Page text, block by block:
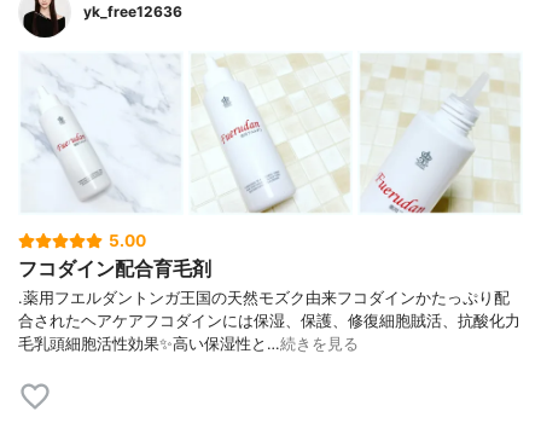
yk_free12636
5.00
フコダイン配合育毛剤
.薬用フエルダントンガ王国の天然モズク由来フコダインかたっぷり配
合されたヘアケアフコダインには保湿、保護、修復細胞賊活、抗酸化力
毛乳頭細胞活性効果✨高い保湿性と…続きを見る